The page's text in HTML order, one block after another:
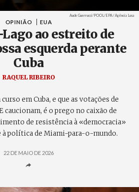
Créditos
Aude Guerrucci/POOL/EPA / Agência Lusa
OPINIÃO EUA
ao estreito de
esquerda perante
Cuba
RAQUEL RIBEIRO
em Cuba, e que as votações de
caucionam, é o prego no caixão de
de resistência à «democracia»
à política de Miami-para-o-mundo.
22 DE MAIO DE 2026